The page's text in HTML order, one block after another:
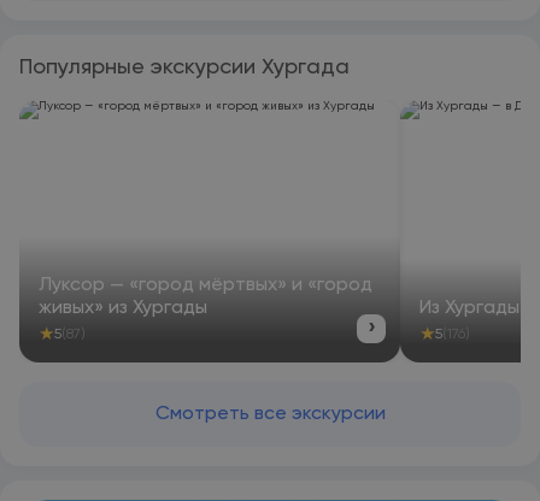
открывается вид на горы, при этом в номерах имеется
чайник. Во всех номерах в SMG Travel имеется телевизор с
плоским экраном и бесплатные туалетно-косметические
находится в 2 км. Предоставляется платный трансфер от/
до аэропорта.Расстояние, указанное в описании,
рассчитано с помощью © OpenStreetMap
Популярные экскурсии Хургада
Луксор — «город мёртвых» и «город
живых» из Хургады
★5 (87) ›
Из Хургады
★5 (176)
Смотреть все экскурсии